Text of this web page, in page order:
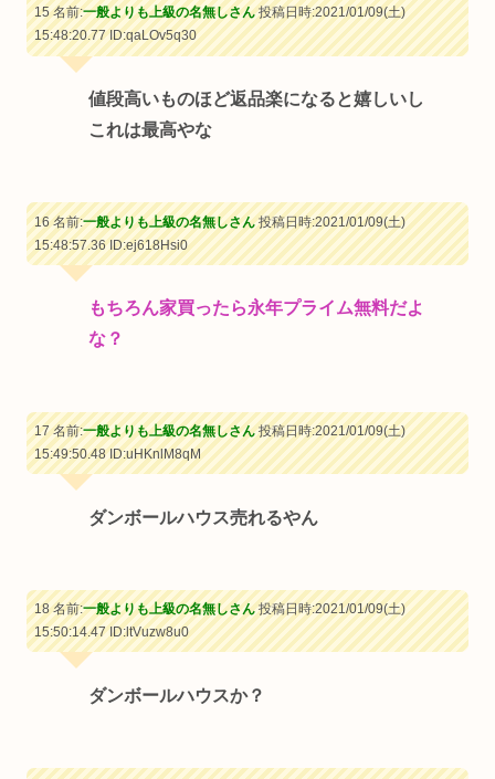
15 名前:一般よりも上級の名無しさん投稿日時:2021/01/09(土)
15:48:20.77ID:qaLOv5q30
値段高いものほど返品楽になると嬉しいし
これは最高やな
16 名前:一般よりも上級の名無しさん投稿日時:2021/01/09(土)
15:48:57.36ID:ej618Hsi0
もちろん家買ったら永年プライム無料だよ
な？
17 名前:一般よりも上級の名無しさん投稿日時:2021/01/09(土)
15:49:50.48ID:uHKnlM8qM
ダンボールハウス売れるやん
18 名前:一般よりも上級の名無しさん投稿日時:2021/01/09(土)
15:50:14.47ID:ltVuzw8u0
ダンボールハウスか？